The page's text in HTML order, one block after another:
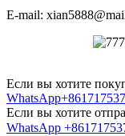
E-mail:
Если вы хотите
Если вы хотите
WhatsApp